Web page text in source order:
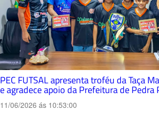
PEC FUTSAL apresenta troféu da Taça
e agradece apoio da Prefeitura de Pedra
11/06/2026 ás 10:53:00